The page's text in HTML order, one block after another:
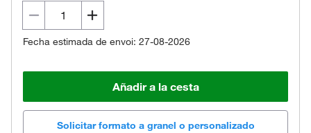
Fecha estimada de envoi: 27-08-2026
Añadir a la cesta
Solicitar formato a granel o personalizado